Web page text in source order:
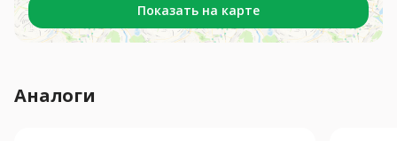
Показать на карте
Аналоги